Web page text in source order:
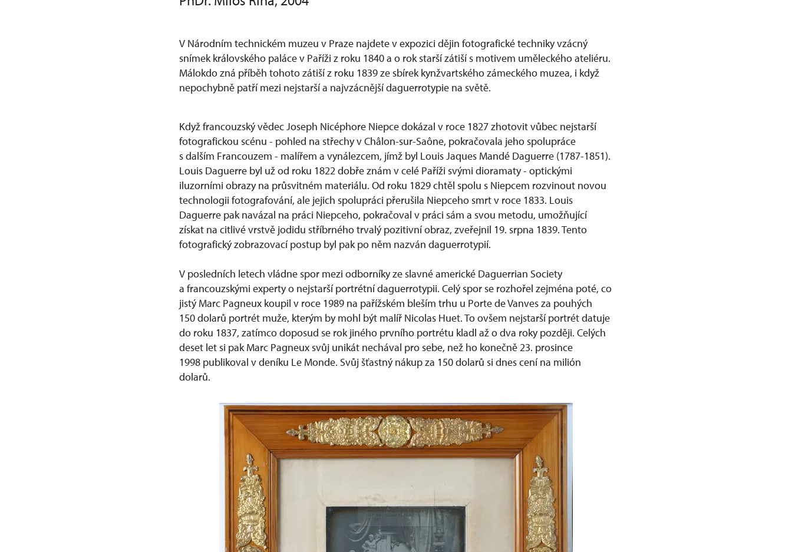
V Národním technickém muzeu v Praze najdete v expozici dějin fotografické techniky vzácný
snímek královského paláce v Paříži z roku 1840 a o rok starší zátiší s motivem uměleckého ateliéru.
Málokdo zná příběh tohoto zátiší z roku 1839 ze sbírek kynžvartského zámeckého muzea, i když
nepochybně patří mezi nejstarší a najvzácnější daguerrotypie na světě.
Když francouzský vědec Joseph Nicéphore Niepce dokázal v roce 1827 zhotovit vůbec nejstarší
fotografickou scénu - pohled na střechy v Châlon-sur-Saône, pokračovala jeho spolupráce
s dalším Francouzem - malířem a vynálezcem, jímž byl Louis Jaques Mandé Daguerre (1787-1851).
Louis Daguerre byl už od roku 1822 dobře znám v celé Paříži svými dioramaty - optickými
iluzorními obrazy na průsvitném materiálu. Od roku 1829 chtěl spolu s Niepcem rozvinout novou
technologii fotografování, ale jejich spolupráci přerušila Niepceho smrt v roce 1833. Louis
Daguerre pak navázal na práci Niepceho, pokračoval v práci sám a svou metodu, umožňující
získat na citlivé vrstvě jodidu stříbrného trvalý pozitivní obraz, zveřejnil 19. srpna 1839. Tento
fotografický zobrazovací postup byl pak po něm nazván daguerrotypií.
V posledních letech vládne spor mezi odborníky ze slavné americké Daguerrian Society
a francouzskými experty o nejstarší portrétní daguerrotypii. Celý spor se rozhořel zejména poté, co
jistý Marc Pagneux koupil v roce 1989 na pařížském bleším trhu u Porte de Vanves za pouhých
150 dolarů portrét muže, kterým by mohl být malíř Nicolas Huet. To ovšem nejstarší portrét datuje
do roku 1837, zatímco doposud se rok jiného prvního portrétu kladl až o dva roky později. Celých
deset let si pak Marc Pagneux svůj unikát nechával pro sebe, než ho konečně 23. prosince
1998 publikoval v deníku Le Monde. Svůj šťastný nákup za 150 dolarů si dnes cení na milión
dolarů.